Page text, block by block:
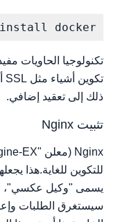
docker
تكنولوجيا الحاويات
ذلك إلى تعقيد إضافي.
تثبيت Nginx
للتكوين للغاية.هذا
يسمى "وكيل عكسي"،